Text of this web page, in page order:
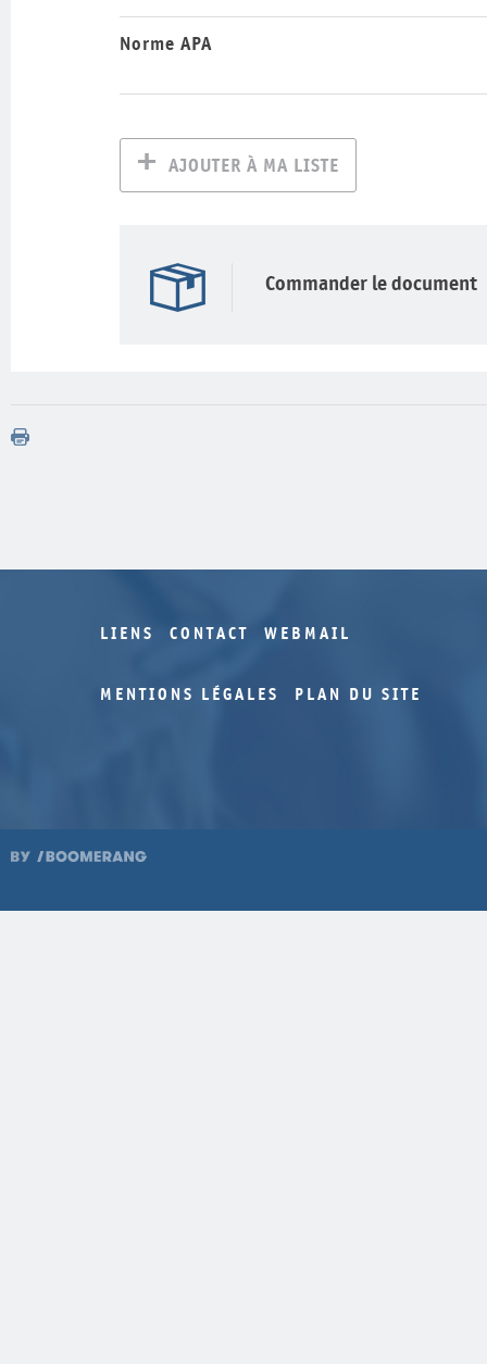
Norme APA
AJOUTER À MA LISTE
Commander le document
LIENS CONTACT WEBMAIL
MENTIONS LÉGALES PLAN DU SITE